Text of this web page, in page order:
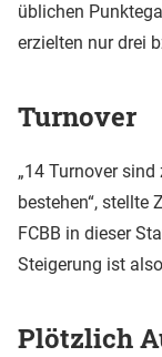
üblichen
erzielten nur drei
Turnover
„14 Turnover
bestehen“, stellte
FCBB in dieser
Steigerung ist
Plötzlich